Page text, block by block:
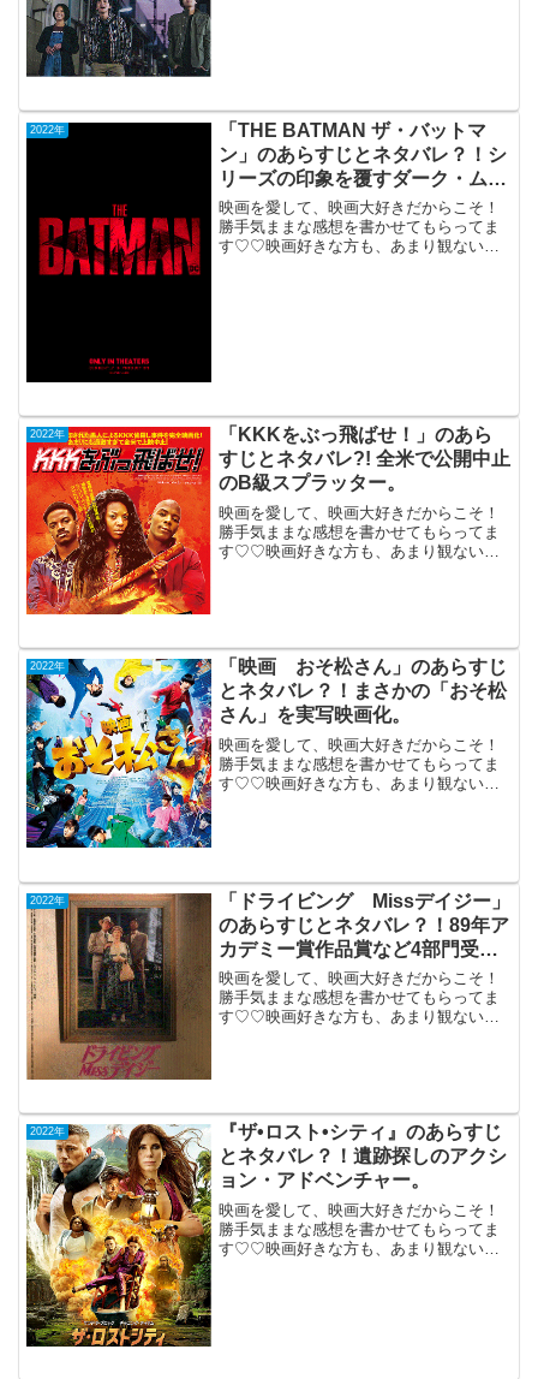
2022年
「THE BATMAN ザ・バットマ
ン」のあらすじとネタバレ？！シ
リーズの印象を覆すダーク・ムー
ビー。
映画を愛して、映画大好きだからこそ！
勝手気ままな感想を書かせてもらってま
す♡♡映画好きな方も、あまり観ない方
2022年
「KKKをぶっ飛ばせ！」のあら
すじとネタバレ?! 全米で公開中止
のB級スプラッター。
映画を愛して、映画大好きだからこそ！
勝手気ままな感想を書かせてもらってま
す♡♡映画好きな方も、あまり観ない方
2022年
「映画 おそ松さん」のあらすじ
とネタバレ？！まさかの「おそ松
さん」を実写映画化。
映画を愛して、映画大好きだからこそ！
勝手気ままな感想を書かせてもらってま
す♡♡映画好きな方も、あまり観ない方
2022年
「ドライビング Missデイジー」
のあらすじとネタバレ？！89年ア
カデミー賞作品賞など4部門受賞
の金字塔作品。
映画を愛して、映画大好きだからこそ！
勝手気ままな感想を書かせてもらってま
す♡♡映画好きな方も、あまり観ない方
2022年
『ザ•ロスト•シティ』のあらすじ
とネタバレ？！遺跡探しのアクシ
ョン・アドベンチャー。
映画を愛して、映画大好きだからこそ！
勝手気ままな感想を書かせてもらってま
す♡♡映画好きな方も、あまり観ない方